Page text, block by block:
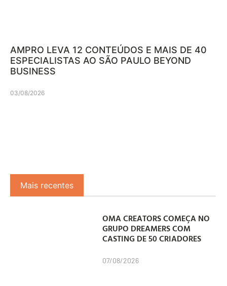
AMPRO LEVA 12 CONTEÚDOS E MAIS DE 40
ESPECIALISTAS AO SÃO PAULO BEYOND
BUSINESS
03/08/2026
Mais recentes
OMA CREATORS COMEÇA NO
GRUPO DREAMERS COM
CASTING DE 50 CRIADORES
07/08/2026